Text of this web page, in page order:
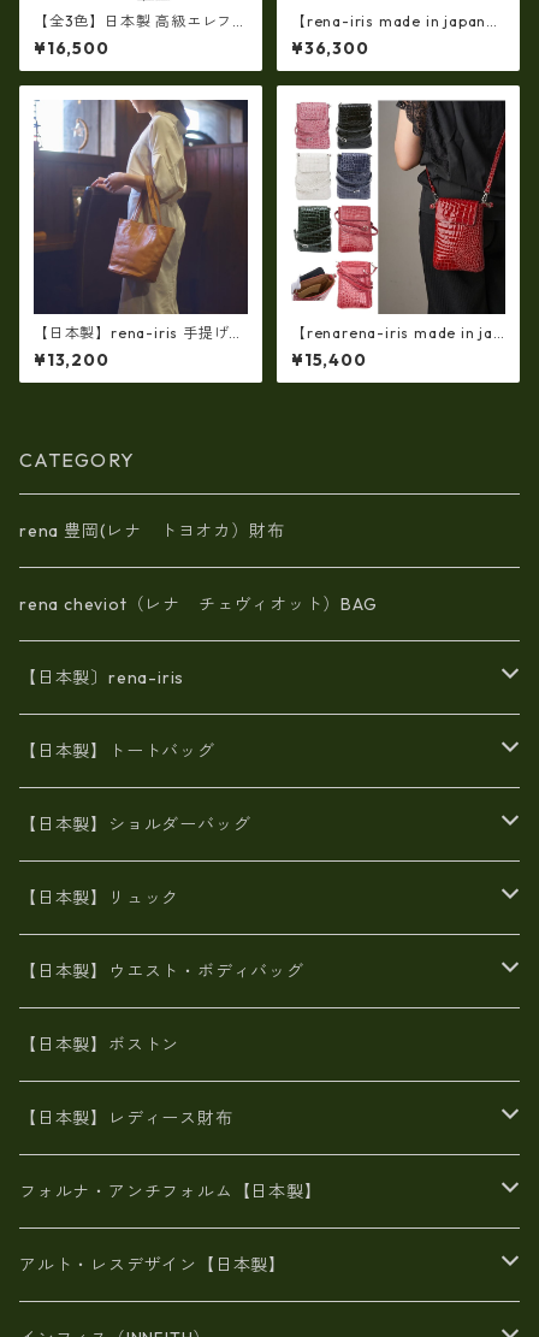
【全3色】日本製 高級エレファ
ントレザー × 姫路レザー 名刺
入れ カードケース 本革 リアル
レザー(5172ur)
¥16,500
【rena-iris made in japan】
【日本製】牛革エナメルクロ
コ 軽量ラージサイズ・トート
バッグ ir-674
¥36,300
【日本製】rena-iris 手提げト
ート柔らかい素上げ姫路レザ
ー・ソフトオイルレザー ハ
ンドトート rn-29
¥13,200
【renarena-iris made in jap
an】【日本製】(総革・バージ
ョン）牛革エナメルクロコ・
縦型お財布スマホ 2ＷＡＹポ
¥15,400
CATEGORY
rena 豊岡(レナ トヨオカ）財布
rena cheviot（レナ チェヴィオット）BAG
【日本製〕rena-iris
エナメル（パテント）レザー
牛革製品トート・ショルダー
牛革製品リュック
【日本製】トートバッグ
火山灰染めバッグ
8号帆布
豊岡製
ヌメ革バッグ
Ａ3サイズ
オイルレザー
エナメル
がま口
リネン
メタリック
スエード
【日本製】ショルダーバッグ
漂流ロープバッグ
6号蝋引き帆布
火山灰染めバッグ
8号帆布
財布ポシェット
牛革
メタリック
オイルレザー
６号蝋引き帆布
豊岡製品
エナメルクロコ
がま口
【日本製】リュック
帆布
豊岡
豊岡製
牛革
日本製
【日本製】ウエスト・ボディバッグ
帆布
【日本製】ボストン
【日本製】レディース財布
二つ折り財布
がま口財布
スペインレザー
長財布
スペインレザー
フォルナ・アンチフォルム【日本製】
BAG
アルト・レスデザイン【日本製】